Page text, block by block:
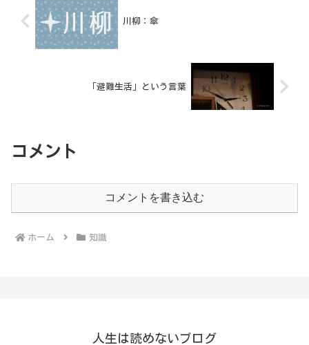
川柳：傘
「避難生活」という言葉
コメント
コメントを書き込む
ホーム 知識
人生は読めないブログ